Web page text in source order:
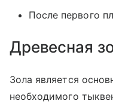
После первого
Древесная
Зола является
необходимого